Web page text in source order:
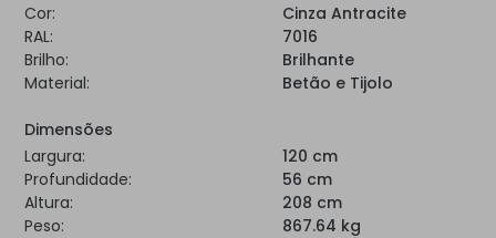
Cor:
Cinza Antracite
RAL:
7016
Brilho:
Brilhante
Material:
Betão e Tijolo
Dimensões
Largura:
120 cm
Profundidade:
56 cm
Altura:
208 cm
Peso:
867.64 kg